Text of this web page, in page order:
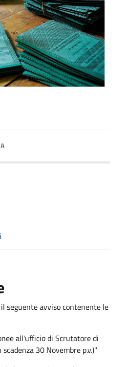
seguente avviso contenente le
all'ufficio di Scrutatore di
30 Novembre p.v.)"